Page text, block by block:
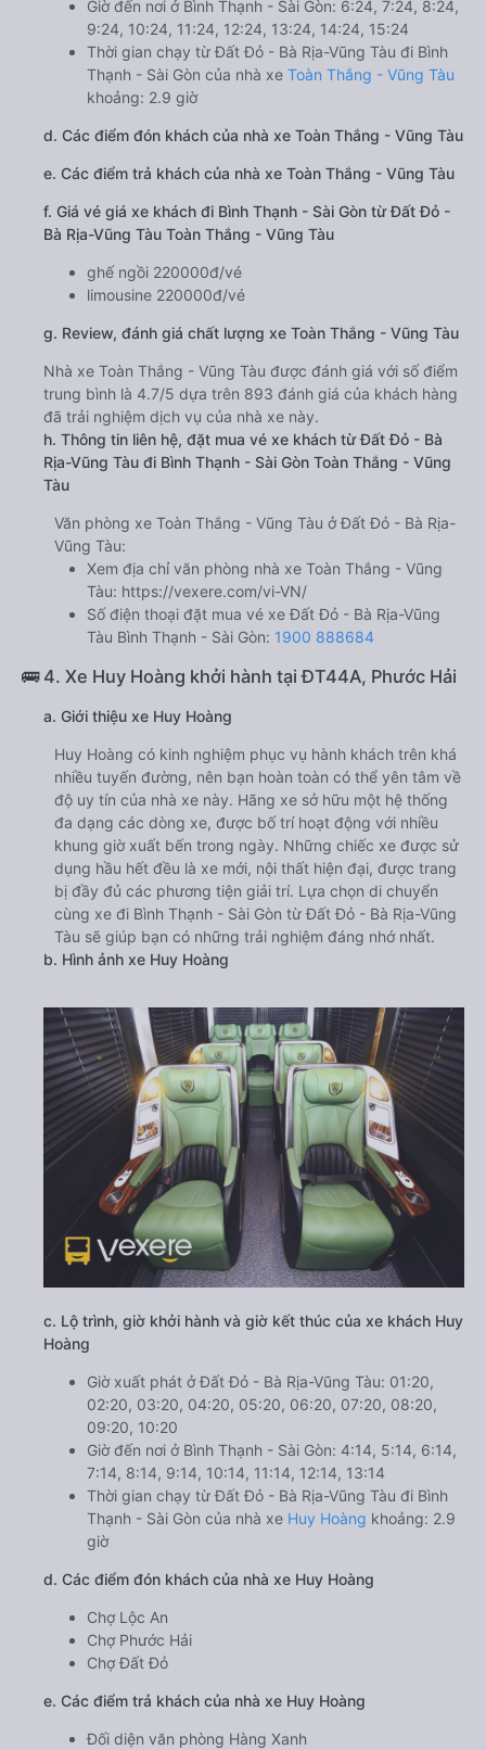
Giờ đến nơi ở Bình Thạnh - Sài Gòn: 6:24, 7:24, 8:24,
9:24, 10:24, 11:24, 12:24, 13:24, 14:24, 15:24
Thời gian chạy từ Đất Đỏ - Bà Rịa-Vũng Tàu đi Bình
Thạnh - Sài Gòn của nhà xe Toàn Thắng - Vũng Tàu
khoảng: 2.9 giờ
d. Các điểm đón khách của nhà xe Toàn Thắng - Vũng Tàu
e. Các điểm trả khách của nhà xe Toàn Thắng - Vũng Tàu
f. Giá vé giá xe khách đi Bình Thạnh - Sài Gòn từ Đất Đỏ -
Bà Rịa-Vũng Tàu Toàn Thắng - Vũng Tàu
ghế ngồi 220000đ/vé
limousine 220000đ/vé
g. Review, đánh giá chất lượng xe Toàn Thắng - Vũng Tàu
Nhà xe Toàn Thắng - Vũng Tàu được đánh giá với số điểm
trung bình là 4.7/5 dựa trên 893 đánh giá của khách hàng
đã trải nghiệm dịch vụ của nhà xe này.
h. Thông tin liên hệ, đặt mua vé xe khách từ Đất Đỏ - Bà
Rịa-Vũng Tàu đi Bình Thạnh - Sài Gòn Toàn Thắng - Vũng
Tàu
Văn phòng xe Toàn Thắng - Vũng Tàu ở Đất Đỏ - Bà Rịa-
Vũng Tàu:
Xem địa chỉ văn phòng nhà xe Toàn Thắng - Vũng
Tàu: https://vexere.com/vi-VN/
Số điện thoại đặt mua vé xe Đất Đỏ - Bà Rịa-Vũng
Tàu Bình Thạnh - Sài Gòn: 1900 888684
🚌 4. Xe Huy Hoàng khởi hành tại ĐT44A, Phước Hải
a. Giới thiệu xe Huy Hoàng
Huy Hoàng có kinh nghiệm phục vụ hành khách trên khá
nhiều tuyến đường, nên bạn hoàn toàn có thể yên tâm về
độ uy tín của nhà xe này. Hãng xe sở hữu một hệ thống
đa dạng các dòng xe, được bố trí hoạt động với nhiều
khung giờ xuất bến trong ngày. Những chiếc xe được sử
dụng hầu hết đều là xe mới, nội thất hiện đại, được trang
bị đầy đủ các phương tiện giải trí. Lựa chọn di chuyển
cùng xe đi Bình Thạnh - Sài Gòn từ Đất Đỏ - Bà Rịa-Vũng
Tàu sẽ giúp bạn có những trải nghiệm đáng nhớ nhất.
b. Hình ảnh xe Huy Hoàng
c. Lộ trình, giờ khởi hành và giờ kết thúc của xe khách Huy
Hoàng
Giờ xuất phát ở Đất Đỏ - Bà Rịa-Vũng Tàu: 01:20,
02:20, 03:20, 04:20, 05:20, 06:20, 07:20, 08:20,
09:20, 10:20
Giờ đến nơi ở Bình Thạnh - Sài Gòn: 4:14, 5:14, 6:14,
7:14, 8:14, 9:14, 10:14, 11:14, 12:14, 13:14
Thời gian chạy từ Đất Đỏ - Bà Rịa-Vũng Tàu đi Bình
Thạnh - Sài Gòn của nhà xe Huy Hoàng khoảng: 2.9
giờ
d. Các điểm đón khách của nhà xe Huy Hoàng
Chợ Lộc An
Chợ Phước Hải
Chợ Đất Đỏ
e. Các điểm trả khách của nhà xe Huy Hoàng
Đối diện văn phòng Hàng Xanh